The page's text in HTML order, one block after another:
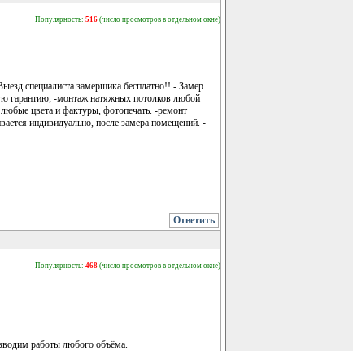
Популярность: 516 (число просмотров в отдельном окне)
специалиста замерщика бесплатно!! - Замер
гарантию; -монтаж натяжных потолков любой
цвета и фактуры, фотопечать. -ремонт
индивидуально, после замера помещений. -
Ответить
Популярность: 468 (число просмотров в отдельном окне)
работы любого объёма.